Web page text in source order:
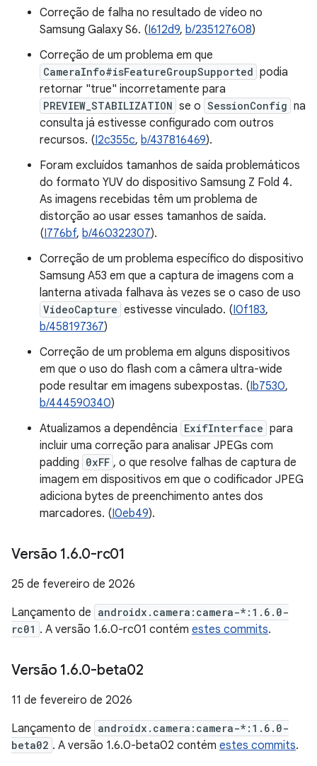
Correção de falha no resultado de vídeo no
Samsung Galaxy S6. (I612d9, b/235127608)
Correção de um problema em que
CameraInfo#isFeatureGroupSupported podia
retornar "true" incorretamente para
PREVIEW_STABILIZATION se o SessionConfig na
consulta já estivesse configurado com outros
recursos. (I2c355c, b/437816469).
Foram excluídos tamanhos de saída problemáticos
do formato YUV do dispositivo Samsung Z Fold 4.
As imagens recebidas têm um problema de
distorção ao usar esses tamanhos de saída.
(I776bf, b/460322307).
Correção de um problema específico do dispositivo
Samsung A53 em que a captura de imagens com a
lanterna ativada falhava às vezes se o caso de uso
VideoCapture estivesse vinculado. (I0f183,
b/458197367)
Correção de um problema em alguns dispositivos
em que o uso do flash com a câmera ultra-wide
pode resultar em imagens subexpostas. (Ib7530,
b/444590340)
Atualizamos a dependência ExifInterface para
incluir uma correção para analisar JPEGs com
padding 0xFF , o que resolve falhas de captura de
imagem em dispositivos em que o codificador JPEG
adiciona bytes de preenchimento antes dos
marcadores. (I0eb49).
Versão 1.6.0-rc01
25 de fevereiro de 2026
Lançamento de androidx.camera:camera-*:1.6.0-
rc01 . A versão 1.6.0-rc01 contém estes commits.
Versão 1.6.0-beta02
11 de fevereiro de 2026
Lançamento de androidx.camera:camera-*:1.6.0-
beta02 . A versão 1.6.0-beta02 contém estes commits.